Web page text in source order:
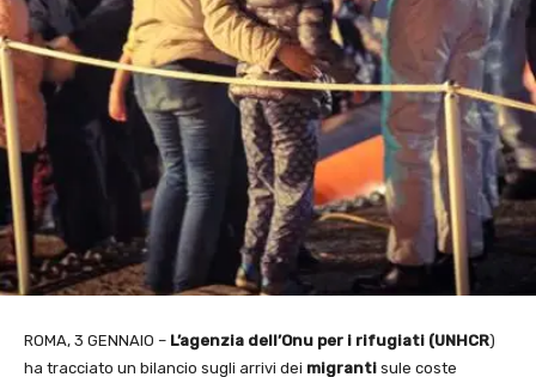
ROMA, 3 GENNAIO – L’agenzia dell’Onu per i rifugiati (UNHCR)
ha tracciato un bilancio sugli arrivi dei migranti sule coste